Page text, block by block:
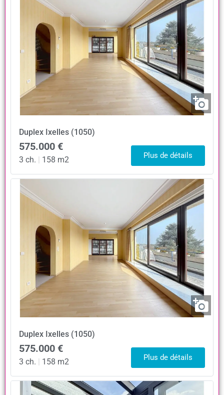
Duplex Ixelles (1050)
575.000 €
3 ch. | 158 m2 Plus de détails
Duplex Ixelles (1050)
575.000 €
3 ch. | 158 m2 Plus de détails